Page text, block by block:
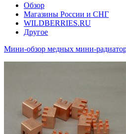
Обзор
Магазины России и СНГ
WILDBERRIES.RU
Другое
Мини-обзор медных мини-